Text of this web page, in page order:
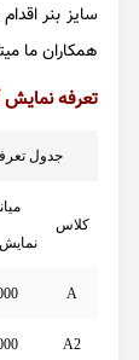
سایز بنر
همکاران ما
تعرفه
جدول
کلاس
نمایش
A
A2